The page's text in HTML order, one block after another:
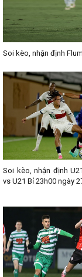
Soi kèo, nhận định
Soi kèo, nhận định
vs U21 Bỉ 23h00 ngày